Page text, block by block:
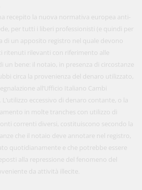
recepito la nuova normativa europea anti-
per tutti i liberi professionisti (e quindi per
di un apposito registro nel quale devono
ritenuti rilevanti con riferimento alle
un bene: il notaio, in presenza di circostanze
circa la provenienza del denaro utilizzato,
all’Ufficio Italiano Cambi
eccessivo di denaro contante, o la
in molte tranches con utilizzo di
correnti diversi, costituiscono secondo la
che il notaio deve annotare nel registro,
quotidianamente e che potrebbe essere
alla repressione del fenomeno del
da attività illecite.